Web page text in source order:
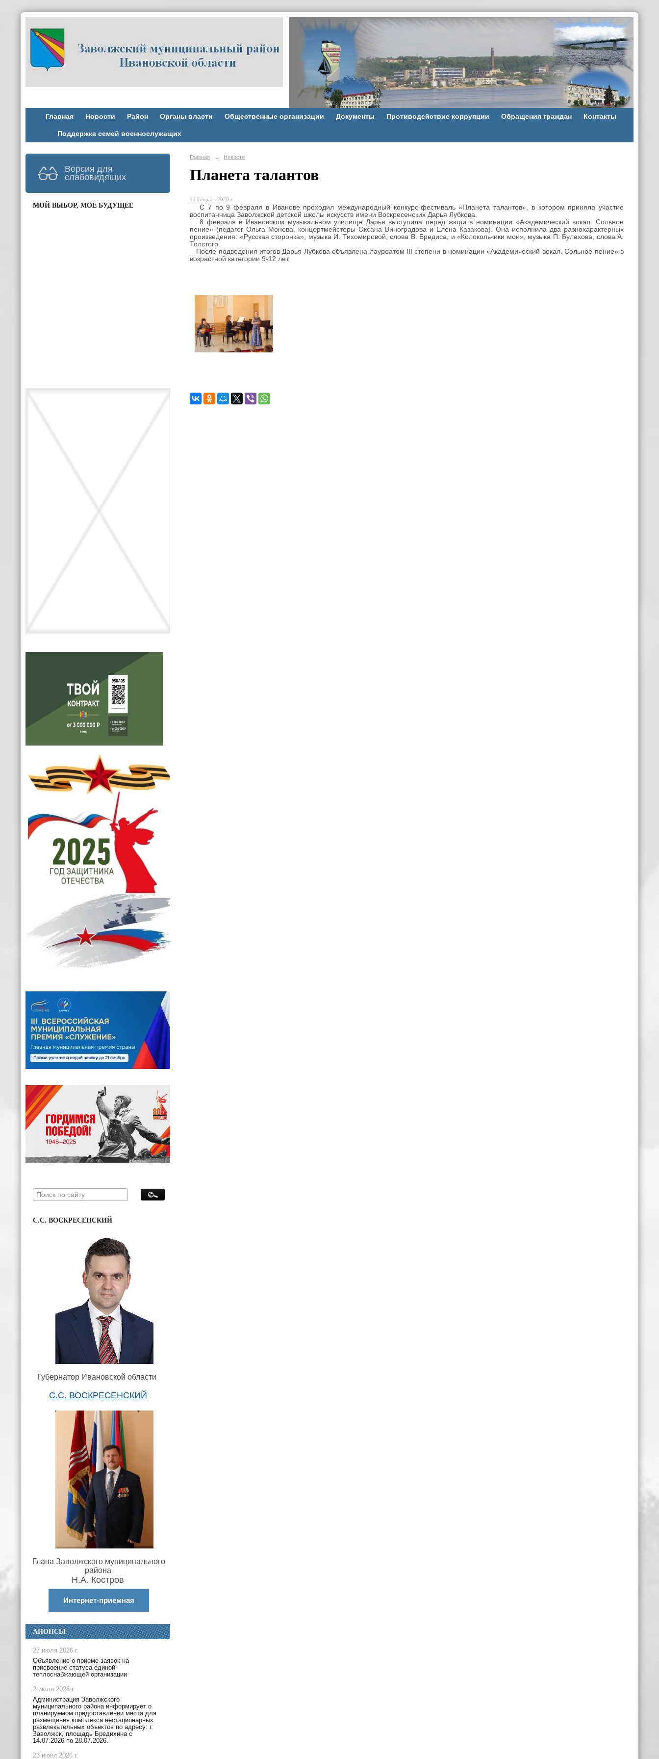
Главная Новости Район Органы власти Общественные организации Документы Противодействие коррупции Обращения граждан Контакты
Поддержка семей военнослужащих
Версия для
слабовидящих
МОЙ ВЫБОР, МОЁ БУДУЩЕЕ
С.С. ВОСКРЕСЕНСКИЙ
Губернатор Ивановской области
С.С. ВОСКРЕСЕНСКИЙ
Глава Заволжского муниципального
района
Н.А. Костров
Интернет-приемная
АНОНСЫ
27 июля 2026 г.
Объявление о приеме заявок на
присвоение статуса единой
теплоснабжающей организации
2 июля 2026 г.
Администрация Заволжского
муниципального района информирует о
планируемом предоставлении места для
размещения комплекса нестационарных
развлекательных объектов по адресу: г.
Заволжск, площадь Бредихина с
14.07.2026 по 28.07.2026.
23 июня 2026 г.
Главная → Новости
Планета талантов
11 февраля 2020 г.
С 7 по 9 февраля в Иванове проходил международный конкурс-фестиваль «Планета талантов», в котором приняла участие
воспитанница Заволжской детской школы искусств имени Воскресенских Дарья Лубкова.
8 февраля в Ивановском музыкальном училище Дарья выступила перед жюри в номинации «Академический вокал. Сольное
пение» (педагог Ольга Монова, концертмейстеры Оксана Виноградова и Елена Казакова). Она исполнила два разнохарактерных
произведения: «Русская сторонка», музыка И. Тихомировой, слова В. Бредиса, и «Колокольчики мои», музыка П. Булахова, слова А.
Толстого.
После подведения итогов Дарья Лубкова объявлена лауреатом III степени в номинации «Академический вокал. Сольное пение» в
возрастной категории 9-12 лет.